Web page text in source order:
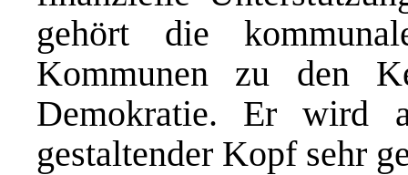
gehört die
Kommunen zu den
Demokratie. Er wird
gestaltender Kopf sehr